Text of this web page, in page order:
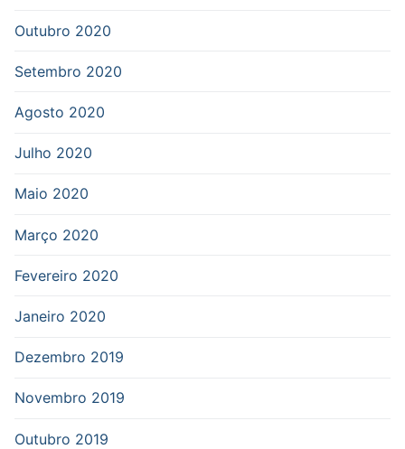
Outubro 2020
Setembro 2020
Agosto 2020
Julho 2020
Maio 2020
Março 2020
Fevereiro 2020
Janeiro 2020
Dezembro 2019
Novembro 2019
Outubro 2019